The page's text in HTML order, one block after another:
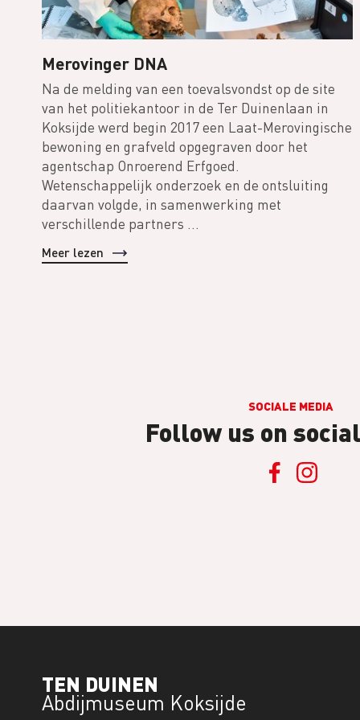
Merovinger DNA
Na de melding van een toevalsvondst op de site
van het politiekantoor in de Ter Duinenlaan in
Koksijde werd begin 2017 een Laat-Merovingische
bewoning en grafveld opgegraven door het
agentschap Onroerend Erfgoed.
Wetenschappelijk onderzoek en de ontsluiting
daarvan volgde, in samenwerking met
verschillende partners ...
Meer lezen
SOCIALE MEDIA
Follow us on
TEN DUINEN
Abdijmuseum Koksijde